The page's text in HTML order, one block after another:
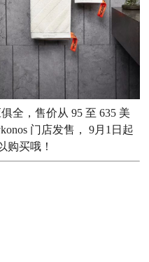
全，售价从 95 至 635 美
门店发售， 9月1日起
购买哦！